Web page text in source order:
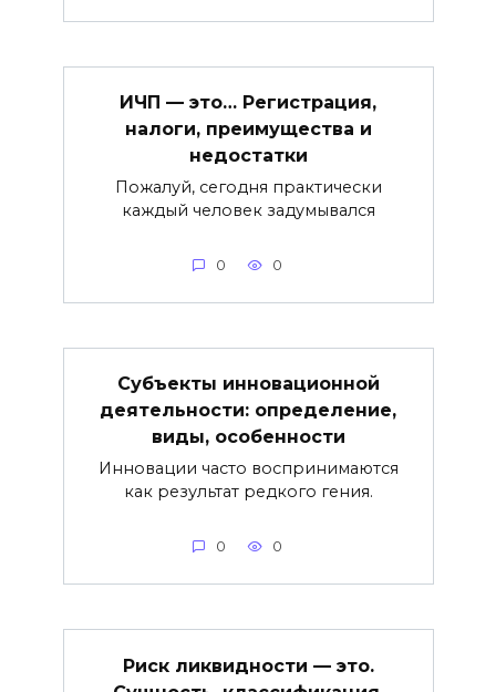
ИЧП — это… Регистрация,
налоги, преимущества и
недостатки
Пожалуй, сегодня практически
каждый человек задумывался
0 0
Субъекты инновационной
деятельности: определение,
виды, особенности
Инновации часто воспринимаются
как результат редкого гения.
0 0
Риск ликвидности — это.